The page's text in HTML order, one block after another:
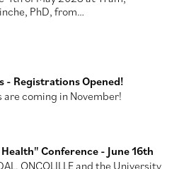
PhD, from…
- Registrations Opened!
are coming in November!
Conference - June 16th
ONCOLILLE and the University